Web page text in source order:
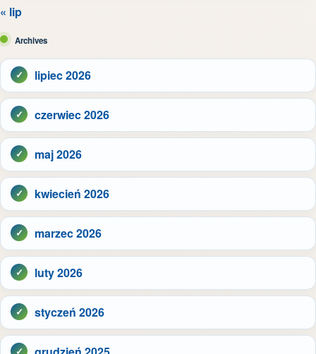
« lip
Archives
lipiec 2026
czerwiec 2026
maj 2026
kwiecień 2026
marzec 2026
luty 2026
styczeń 2026